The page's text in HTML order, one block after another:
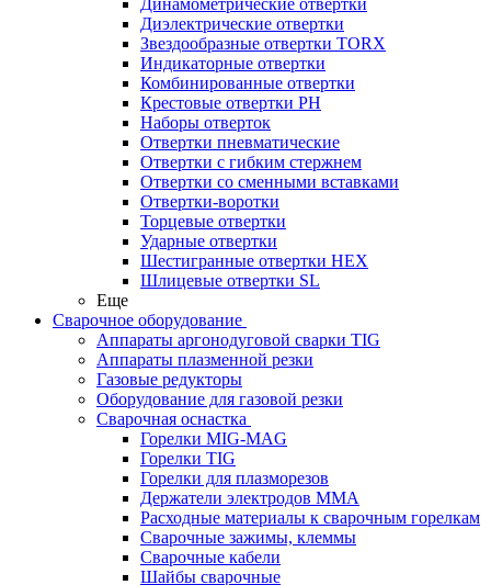
Динамометрические отвертки
Диэлектрические отвертки
Звездообразные отвертки TORX
Индикаторные отвертки
Комбинированные отвертки
Крестовые отвертки PH
Наборы отверток
Отвертки пневматические
Отвертки с гибким стержнем
Отвертки со сменными вставками
Отвертки-воротки
Торцевые отвертки
Ударные отвертки
Шестигранные отвертки HEX
Шлицевые отвертки SL
Еще
Сварочное оборудование
Аппараты аргонодуговой сварки TIG
Аппараты плазменной резки
Газовые редукторы
Оборудование для газовой резки
Сварочная оснастка
Горелки MIG-MAG
Горелки TIG
Горелки для плазморезов
Держатели электродов ММА
Расходные материалы к сварочным горелкам
Сварочные зажимы, клеммы
Сварочные кабели
Шайбы сварочные